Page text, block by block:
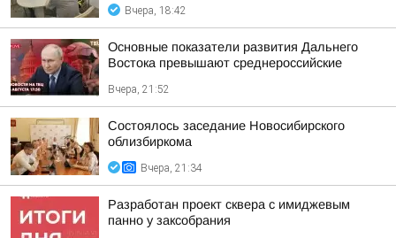
Вчера, 18:42
Основные показатели развития Дальнего
Востока превышают среднероссийские
Вчера, 21:52
Состоялось заседание Новосибирского
облизбиркома
Вчера, 21:34
Разработан проект сквера с имиджевым
панно у заксобрания